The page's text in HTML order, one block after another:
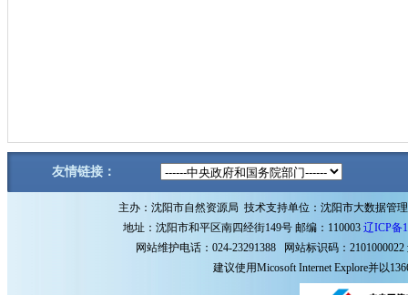
友情链接：
主办：沈阳市自然资源局 技术支持单位：沈阳市大数据管
地址：沈阳市和平区南四经街149号 邮编：110003 辽ICP备
网站维护电话：024-23291388 网站标识码：2101000022
建议使用Micosoft Internet Explore并以